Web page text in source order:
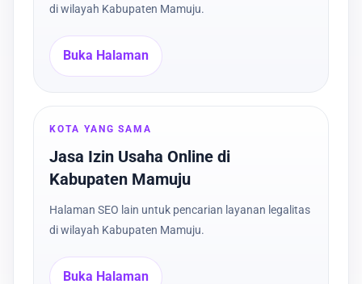
di wilayah Kabupaten Mamuju.
Buka Halaman
KOTA YANG SAMA
Jasa Izin Usaha Online di
Kabupaten Mamuju
Halaman SEO lain untuk pencarian layanan legalitas
di wilayah Kabupaten Mamuju.
Buka Halaman